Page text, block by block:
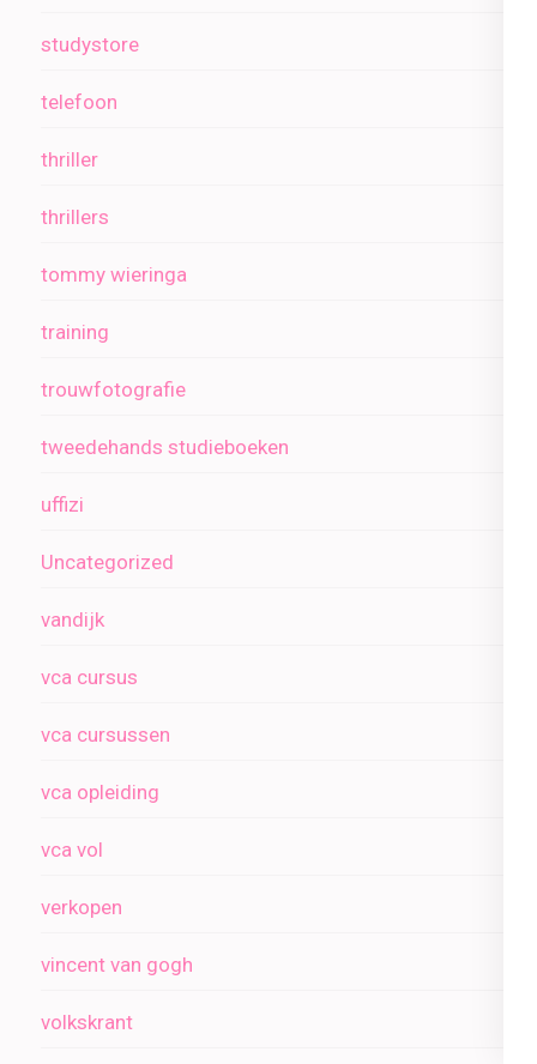
studystore
telefoon
thriller
thrillers
tommy wieringa
training
trouwfotografie
tweedehands studieboeken
uffizi
Uncategorized
vandijk
vca cursus
vca cursussen
vca opleiding
vca vol
verkopen
vincent van gogh
volkskrant